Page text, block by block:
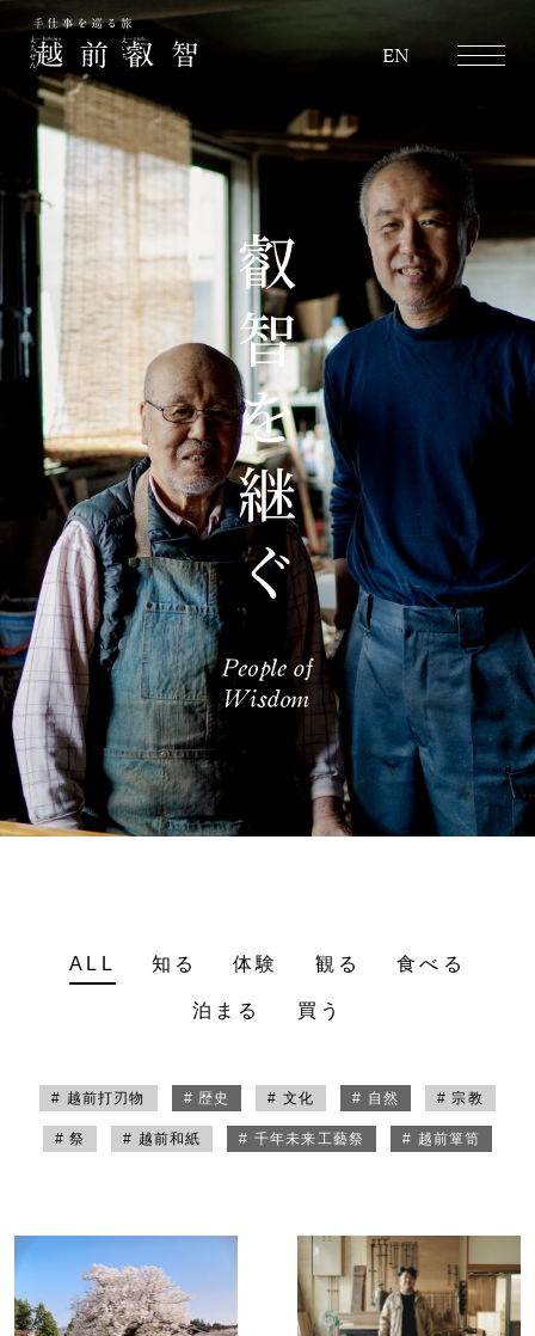
EN
ALL 知る 体験 観る 食べる
泊まる 買う
# 越前打刃物 # 歴史 # 文化 # 自然 # 宗教
# 祭 # 越前和紙 # 千年未来工藝祭 # 越前箪笥